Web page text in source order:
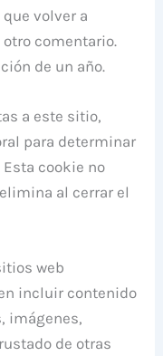
volver a
comentario.
de un año.
a este sitio,
para determinar
cookie no
al cerrar el
web
incluir contenido
imágenes,
de otras